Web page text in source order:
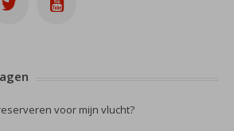
voor mijn vlucht?